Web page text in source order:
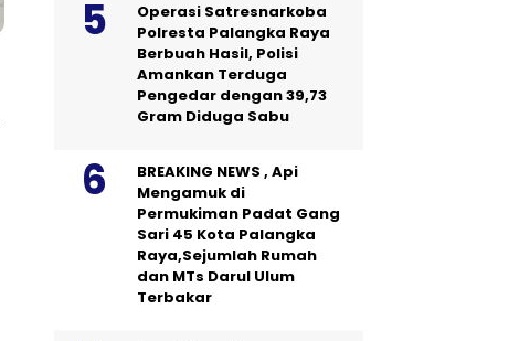
Operasi Satresnarkoba
Polresta Palangka Raya
Berbuah Hasil, Polisi
Amankan Terduga
Pengedar dengan 39,73
Gram Diduga Sabu
BREAKING NEWS , Api
Mengamuk di
Permukiman Padat Gang
Sari 45 Kota Palangka
Raya,Sejumlah Rumah
dan MTs Darul Ulum
Terbakar